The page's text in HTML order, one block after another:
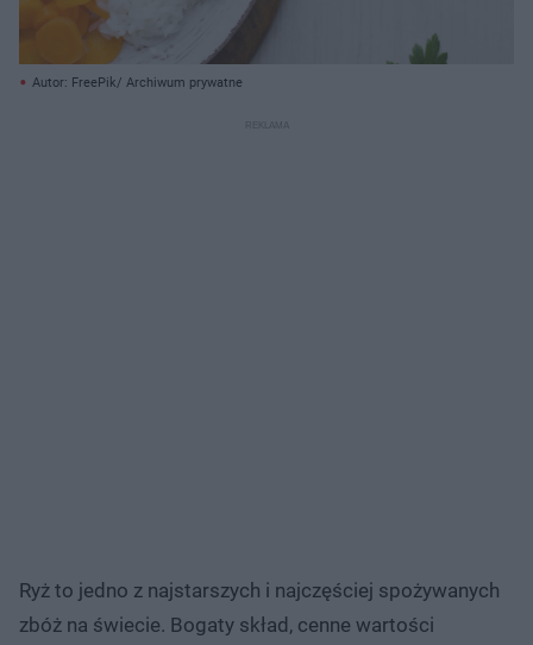
Autor: FreePik/ Archiwum prywatne
Ryż to jedno z najstarszych i najczęściej spożywanych
zbóż na świecie. Bogaty skład, cenne wartości